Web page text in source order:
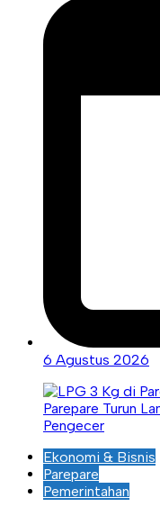
6 Agustus 2026
Ekonomi & Bisnis
Parepare
Pemerintahan